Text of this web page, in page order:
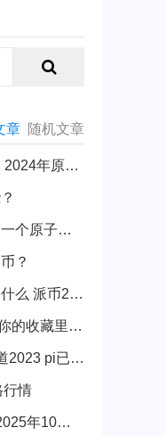
章 随机文章
1000原子币等于多少人民币 2024年原子币最新价格介绍一览
一个原子币等于多少人民币 一个原子币价格介绍
？
派币2025年官方最新消息是什么 派币2025年官方最新消息真实分享
揭秘十大不值钱的纪念币，你的收藏里有吗？
央视曝光pi币最新最真实报道2023 pi已经成功了是真的吗（假的）
行情
pi币今天最新官方消息真实2025年10月 派币今天最新消息介绍